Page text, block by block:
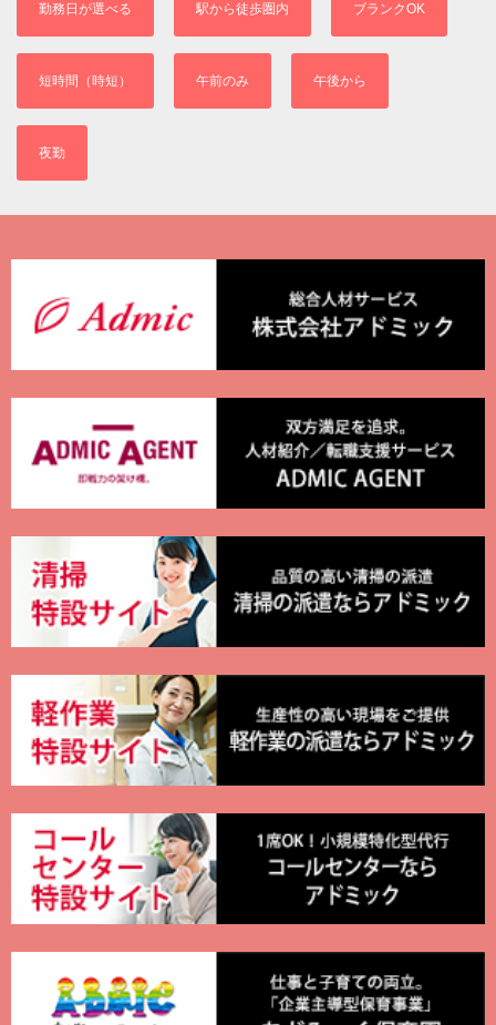
勤務日が選べる 駅から徒歩圏内 ブランクOK
短時間（時短） 午前のみ 午後から
夜勤